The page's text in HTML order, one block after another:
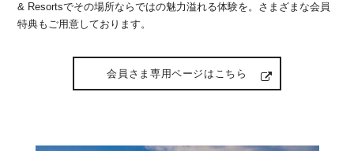
& Resortsでその場所ならではの魅力溢れる体験を。さまざまな会員
特典もご用意しております。
会員さま専用ページはこちら